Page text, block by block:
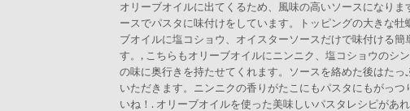
オリーブオイルに出てくるため、風味の高いソースになり
ースでパスタに味付けをしています。トッピングの大きな
ブオイルに塩コショウ、オイスターソースだけで味付ける
す。, こちらもオリーブオイルにニンニク、塩コショウのシ
の味に奥行きを持たせてくれます。ソースを絡めた後はた
いただきます。ニンニクの香りがたこにもパスタにもがっ
いね！. オリーブオイルを使った美味しいパスタレシピがあ